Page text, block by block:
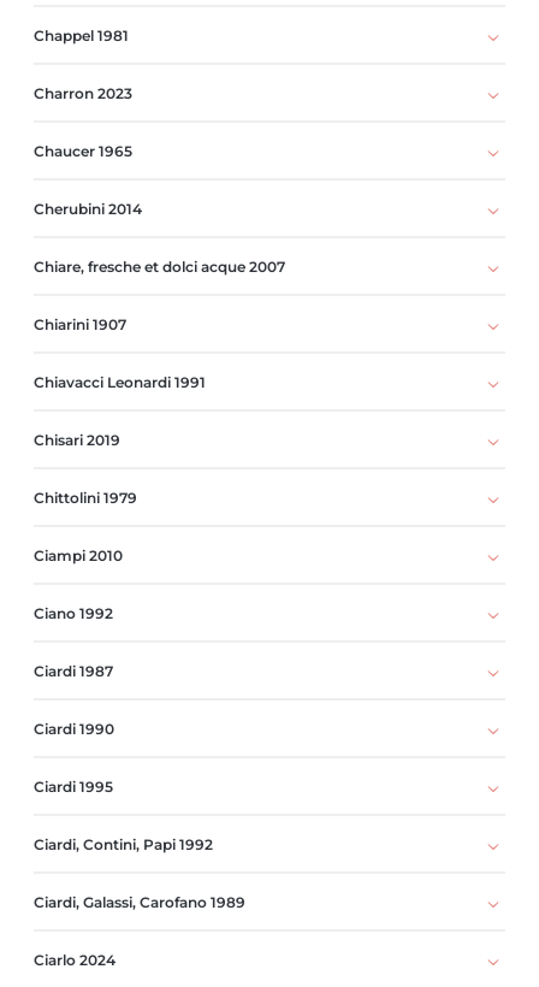
Chappel 1981
Charron 2023
Chaucer 1965
Cherubini 2014
Chiare, fresche et dolci acque 2007
Chiarini 1907
Chiavacci Leonardi 1991
Chisari 2019
Chittolini 1979
Ciampi 2010
Ciano 1992
Ciardi 1987
Ciardi 1990
Ciardi 1995
Ciardi, Contini, Papi 1992
Ciardi, Galassi, Carofano 1989
Ciarlo 2024